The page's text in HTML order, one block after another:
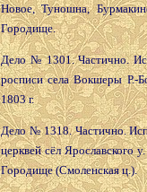
Новое, Туношна,
Городище.
Дело № 1301. Частично.
росписи села Вокшеры Р.-
1803 г.
Дело № 1318. Частично.
церквей сёл Ярославского
Городище (Смоленская ц.).